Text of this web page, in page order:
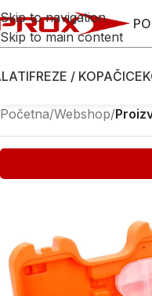
Skip to navigation
Skip to main content
FREZE / KOPAČICE
Početna/Webshop/